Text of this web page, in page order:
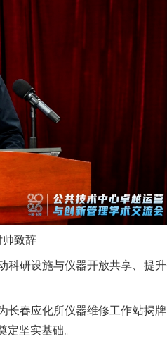
帅致辞
研设施与仪器开放共享、提
长春应化所仪器维修工作站揭
坚实基础。